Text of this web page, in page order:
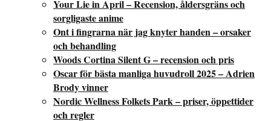
Your Lie in April – Recension, åldersgräns och
sorgligaste anime
Ont i fingrarna när jag knyter handen – orsaker
och behandling
Woods Cortina Silent G – recension och pris
Oscar för bästa manliga huvudroll 2025 – Adrien
Brody vinner
Nordic Wellness Folkets Park – priser, öppettider
och regler